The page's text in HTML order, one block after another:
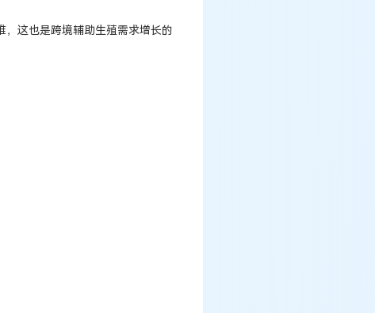
，这也是跨境辅助生殖需求增长的